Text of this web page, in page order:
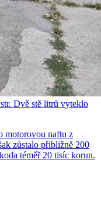
Dvě stě litrů vyteklo
motorovou naftu z
zůstalo přibližně 200
téměř 20 tisíc korun.